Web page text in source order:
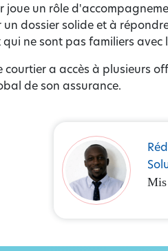
joue un rôle
dossier solide et à
qui ne sont pas familiers
courtier a accès à plusieurs
de son assurance.
Mis